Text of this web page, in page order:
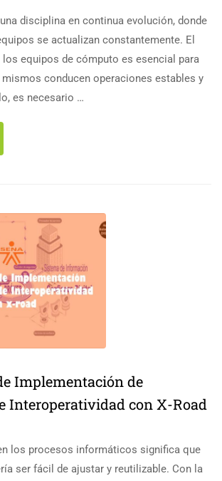
disciplina en continua evolución, donde
se actualizan constantemente. El
equipos de cómputo es esencial para
conducen operaciones estables y
es necesario …
Implementación de
Interoperatividad con X-Road
los procesos informáticos significa que
ser fácil de ajustar y reutilizable. Con la